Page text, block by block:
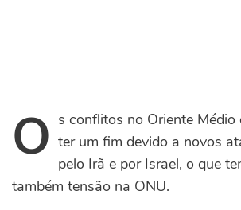
Os conflitos no Oriente Médio
ter um fim devido a novos
pelo Irã e por Israel, o que
também tensão na ONU.